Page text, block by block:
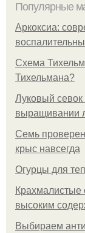
Популярные
Аркоксиа:
Схема
Тихельмана?
Луковый севок
выращивании
Семь
крыс навсегда
Огурцы для
Крахмалистые
высоким
Выбираем